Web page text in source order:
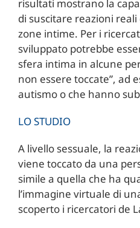
risultati mostrano la
di suscitare reazioni
zone intime. Per i
sviluppato potrebbe
sfera intima in alcune
non essere toccate”, ad
autismo o che hanno
LO STUDIO
A livello sessuale, la
viene toccato da una
simile a quella che ha
l’immagine virtuale di
scoperto i ricercatori de